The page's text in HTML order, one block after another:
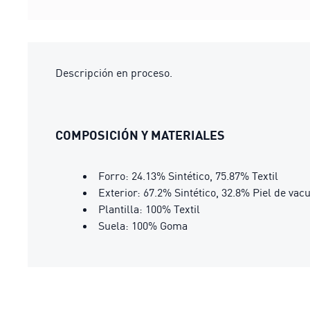
Descripción en proceso.
COMPOSICIÓN Y MATERIALES
Forro: 24.13% Sintético, 75.87% Textil
Exterior: 67.2% Sintético, 32.8% Piel de
Plantilla: 100% Textil
Suela: 100% Goma